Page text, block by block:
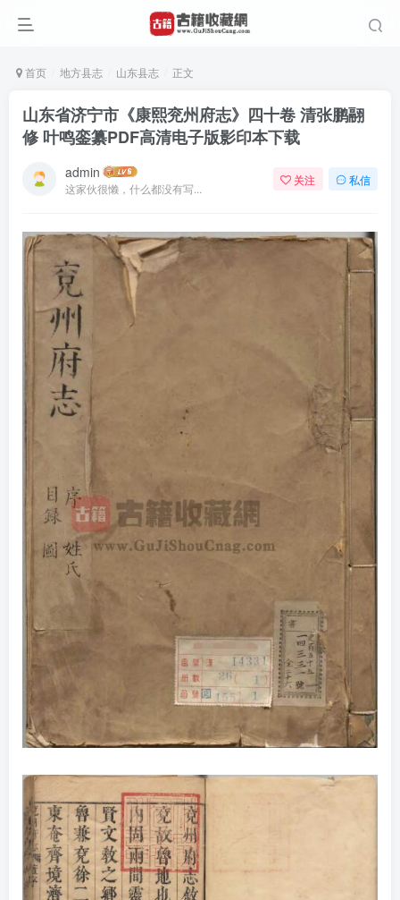
首页 地方县志 山东县志 正文
山东省济宁市《康熙兖州府志》四十卷 清张鹏翮
修 叶鸣銮纂PDF高清电子版影印本下载
admin
这家伙很懒，什么都没有写...
关注 私信